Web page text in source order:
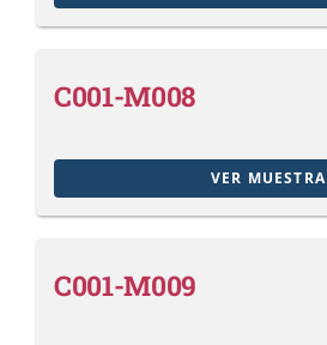
C001-M008
VER MUESTRA
C001-M009